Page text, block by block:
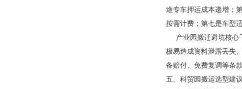
途专车押运成本递增；
按需计费；第七是车型
产业园搬迁避坑核心
极易造成资料泄露丢失
备赔付、免费复调等条
五、科贸园搬运选型建